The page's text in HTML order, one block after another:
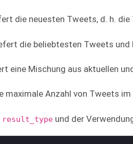
die neuesten Tweets, d. h.
die beliebtesten Tweets und
eine Mischung aus aktuellen
maximale Anzahl von Tweets
result_type und der